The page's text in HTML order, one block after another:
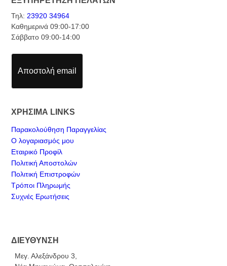
Τηλ: 23920 34964
Καθημερινά 09:00-17:00
Σάββατο 09:00-14:00
Αποστολή email
ΧΡΗΣΙΜΑ LINKS
Παρακολούθηση Παραγγελίας
Ο λογαριασμός μου
Εταιρικό Προφίλ
Πολιτική Αποστολών
Πολιτική Επιστροφών
Τρόποι Πληρωμής
Συχνές Ερωτήσεις
ΔΙΕΥΘΥΝΣΗ
Μεγ. Αλεξάνδρου 3,